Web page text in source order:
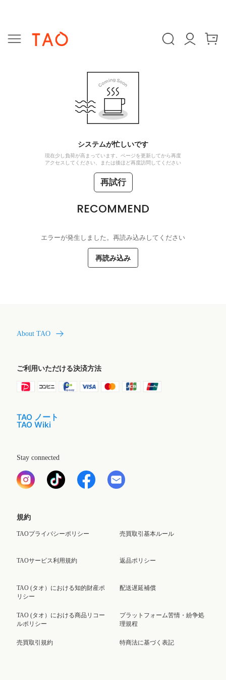
システムが忙しいです
現在少し負荷が高まっています。ページを更新してから再度
アクセスしてください、または後ほど再度訪問してください
再試行
RECOMMEND
エラーが発生しました。再読み込みしてください
再読み込み
About TAO
ご利用いただける決済方法
TAO ノート
TAO Wiki
Stay connected
規約
TAOプライバシーポリシー
TAOサービス利用規約
TAO (タオ）における知的財産ポ
リシー
TAO (タオ）における商品リコー
ルポリシー
売買取引規約
売買取引基本ルール
返品ポリシー
配送遅延補償
プラットフォーム苦情・紛争処
理規程
特商法に基づく表記